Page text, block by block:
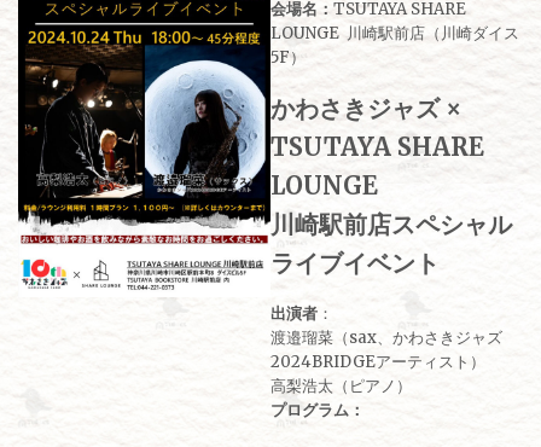
会場名： TSUTAYA SHARE
LOUNGE 川崎駅前店（川崎ダイス
5F）
かわさきジャズ ×
TSUTAYA SHARE
LOUNGE
川崎駅前店スペシャル
ライブイベント
出演者 ：
渡邉瑠菜（sax、かわさきジャズ
2024BRIDGEアーティスト）
高梨浩太（ピアノ）
プログラム：